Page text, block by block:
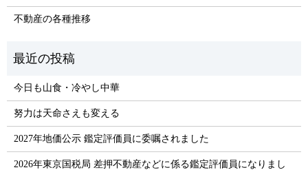
不動産の各種推移
今日も山食・冷やし中華
努力は天命さえも変える
2027年地価公示 鑑定評価員に委嘱されました
2026年東京国税局 差押不動産などに係る鑑定評価員になりまし